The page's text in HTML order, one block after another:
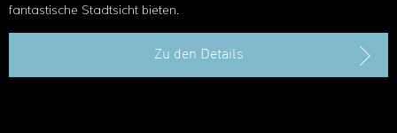
fantastische Stadtsicht bieten.
Zu den Details